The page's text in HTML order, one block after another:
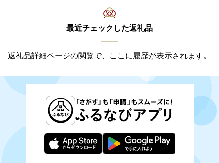
最近チェックした返礼品
返礼品詳細ページの閲覧で、ここに履歴が表示されます。